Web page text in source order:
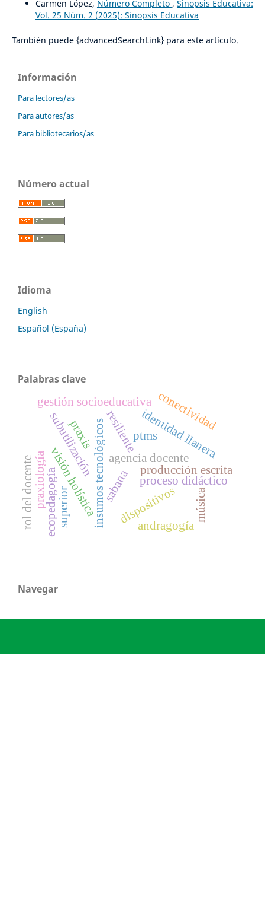
Carmen López, Número Completo , Sinopsis Educativa:
Vol. 25 Núm. 2 (2025): Sinopsis Educativa
También puede {advancedSearchLink} para este artículo.
Información
Para lectores/as
Para autores/as
Para bibliotecarios/as
Número actual
Idioma
English
Español (España)
Palabras clave
producción escrita
sabana
insumos tecnológicos
visión holística
ptms
identidad llanera
conectividad
ecopedagogía
gestión socioeducativa
proceso didáctico
dispositivos
subutilización agencia docente
praxiología
rol del docente andragogía
resiliente
música
praxis
superior
Navegar